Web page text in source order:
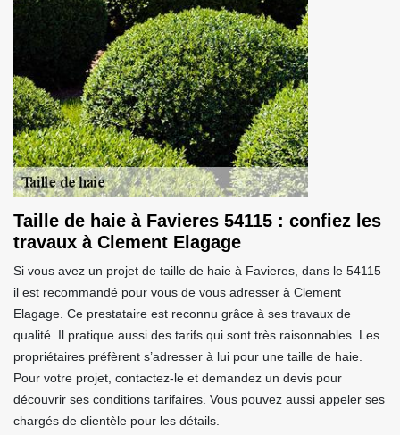
Taille de haie à Favieres 54115 : confiez les
travaux à Clement Elagage
Si vous avez un projet de taille de haie à Favieres, dans le 54115
il est recommandé pour vous de vous adresser à Clement
Elagage. Ce prestataire est reconnu grâce à ses travaux de
qualité. Il pratique aussi des tarifs qui sont très raisonnables. Les
propriétaires préfèrent s’adresser à lui pour une taille de haie.
Pour votre projet, contactez-le et demandez un devis pour
découvrir ses conditions tarifaires. Vous pouvez aussi appeler ses
chargés de clientèle pour les détails.